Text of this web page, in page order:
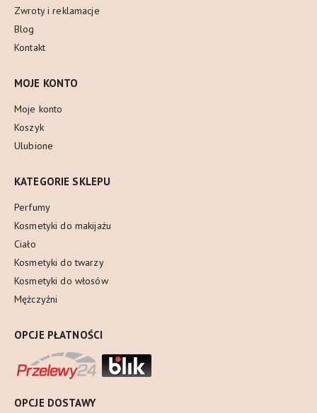
Zwroty i reklamacje
Blog
Kontakt
MOJE KONTO
Moje konto
Koszyk
Ulubione
KATEGORIE SKLEPU
Perfumy
Kosmetyki do makijażu
Ciało
Kosmetyki do twarzy
Kosmetyki do włosów
Mężczyźni
OPCJE PŁATNOŚCI
OPCJE DOSTAWY